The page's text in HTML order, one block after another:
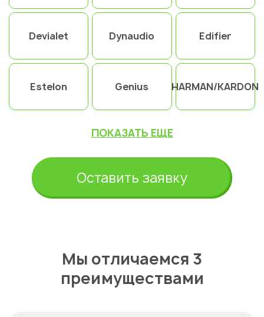
Devialet Dynaudio Edifier
Estelon Genius HARMAN/KARDON
ПОКАЗАТЬ ЕЩЕ
Оставить заявку
Мы отличаемся 3
преимуществами